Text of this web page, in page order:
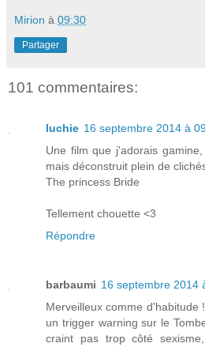
Mirion à 09:30
Partager
101 commentaires:
luchie 16 septembre 2014 à
Une film que j'adorais
mais déconstruit plein de
The princess Bride
Tellement chouette <3
Répondre
barbaumi 16 septembre 2014
Merveilleux comme d'habitude
un trigger warning sur le
craint pas trop côté